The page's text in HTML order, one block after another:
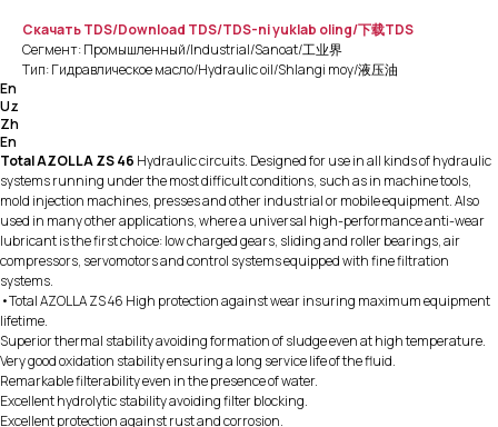
Скачать TDS/Download TDS/TDS-ni yuklab oling/下载TDS
Сегмент: Промышленный/Industrial/Sanoat/工业界
Тип: Гидравлическое масло/Hydraulic oil/Shlangi moy/液压油
En
Uz
Zh
En
Total AZOLLA ZS 46 Hydraulic circuits. Designed for use in all kinds of hydraulic
systems running under the most difficult conditions, such as in machine tools,
mold injection machines, presses and other industrial or mobile equipment. Also
used in many other applications, where a universal high-performance anti-wear
lubricant is the first choice: low charged gears, sliding and roller bearings, air
compressors, servomotors and control systems equipped with fine filtration
systems.
•Total AZOLLA ZS 46 High protection against wear insuring maximum equipment
lifetime.
Superior thermal stability avoiding formation of sludge even at high temperature.
Very good oxidation stability ensuring a long service life of the fluid.
Remarkable filterability even in the presence of water.
Excellent hydrolytic stability avoiding filter blocking.
Excellent protection against rust and corrosion.